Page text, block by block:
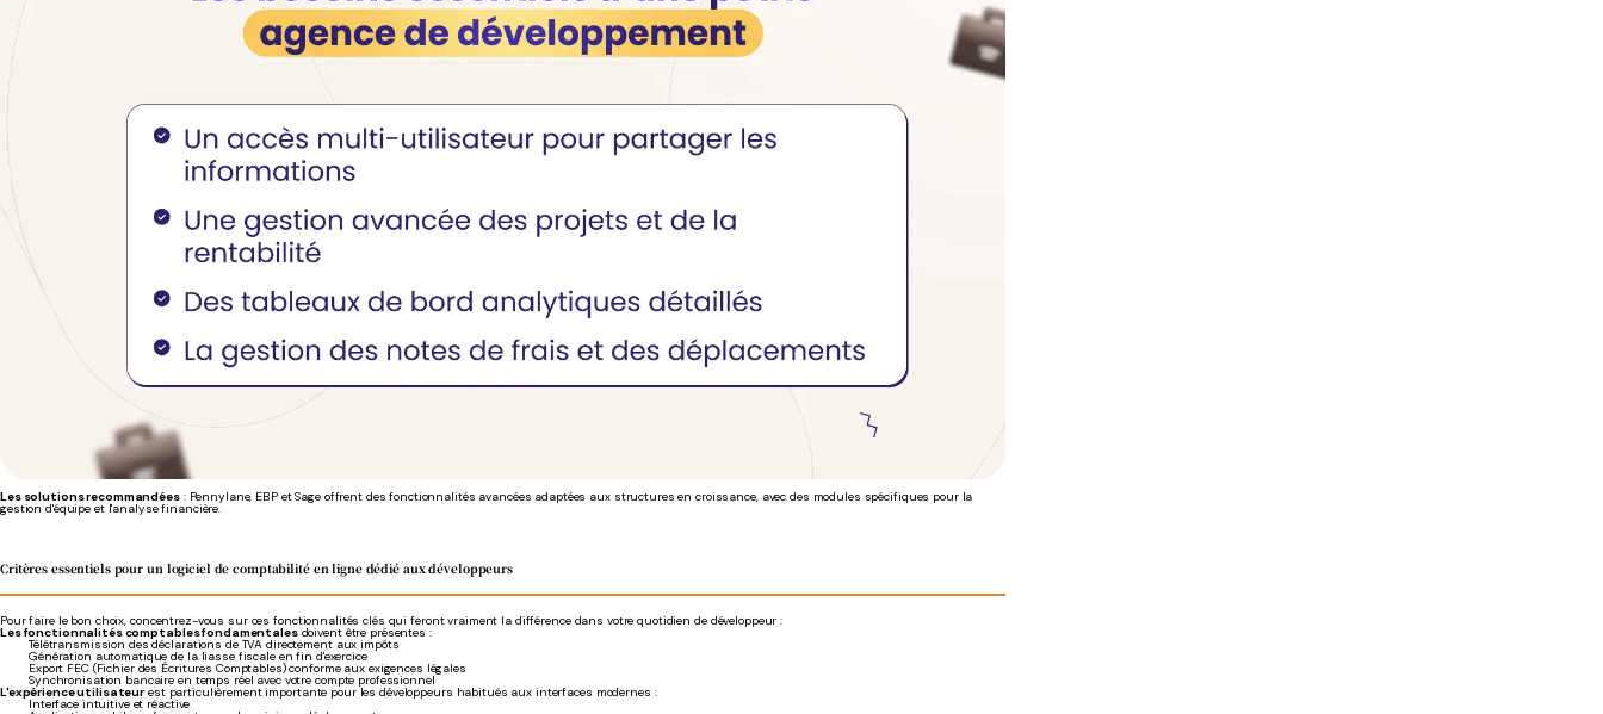
Les solutions recommandées: Pennylane, EBP et Sage offrent des fonctionnalités avancées adaptées aux structures en croissance, avec des modules spécifiques pour la
gestion d'équipe et l'analyse financière.
Critères essentiels pour un logiciel de comptabilité en ligne dédié aux développeurs
Pour faire le bon choix, concentrez-vous sur ces fonctionnalités clés qui feront vraiment la différence dans votre quotidien de développeur :
Les fonctionnalités comptables fondamentalesdoivent être présentes :
Télétransmission des déclarations de TVA directement aux impôts
Génération automatique de la liasse fiscale en fin d'exercice
Export FEC (Fichier des Écritures Comptables) conforme aux exigences légales
Synchronisation bancaire en temps réel avec votre compte professionnel
L'expérience utilisateur est particulièrement importante pour les développeurs habitués aux interfaces modernes :
Interface intuitive et réactive